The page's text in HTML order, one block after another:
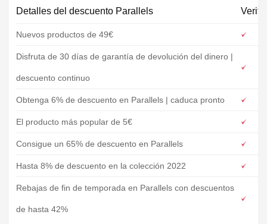
Detalles del descuento Parallels
Nuevos productos de 49€
Disfruta de 30 días de garantía de devolución del dinero |
descuento continuo
Obtenga 6% de descuento en Parallels | caduca pronto
El producto más popular de 5€
Consigue un 65% de descuento en Parallels
Hasta 8% de descuento en la colección 2022
Rebajas de fin de temporada en Parallels con descuentos
de hasta 42%